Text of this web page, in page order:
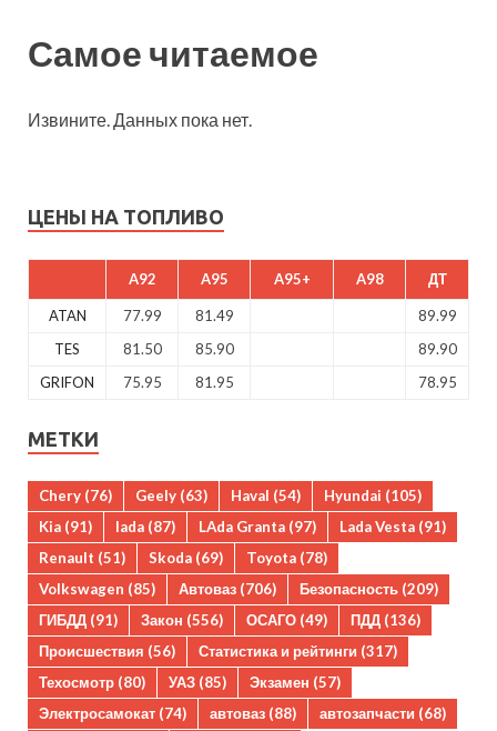
Самое читаемое
Извините. Данных пока нет.
ЦЕНЫ НА ТОПЛИВО
A92 A95 A95+ A98 ДТ
ATAN 77.99 81.49
89.99
TES
81.50 85.90
89.90
GRIFON
75.95 81.95 78.95
МЕТКИ
Chery (76) Geely (63) Haval (54) Hyundai (105)
Kia (91) lada (87) LAda Granta (97) Lada Vesta (91)
Renault (51) Skoda (69) Toyota (78)
Volkswagen (85) Автоваз (706) Безопасность (209)
ГИБДД (91) Закон (556) ОСАГО (49) ПДД (136)
Происшествия (56) Статистика и рейтинги (317)
Техосмотр (80) УАЗ (85) Экзамен (57)
Электросамокат (74) автоваз (88) автозапчасти (68)